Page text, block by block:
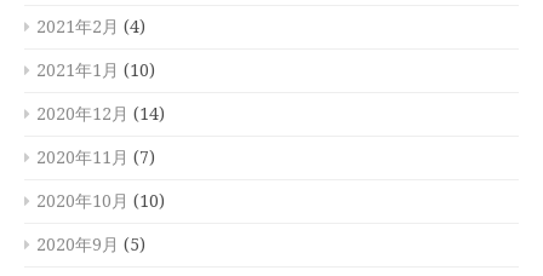
2021年2月 (4)
2021年1月 (10)
2020年12月 (14)
2020年11月 (7)
2020年10月 (10)
2020年9月 (5)